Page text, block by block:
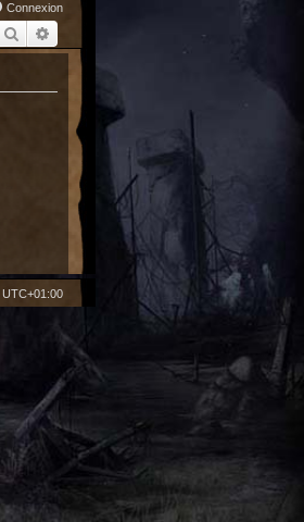
Connexion
Rechercher
UTC+01:00